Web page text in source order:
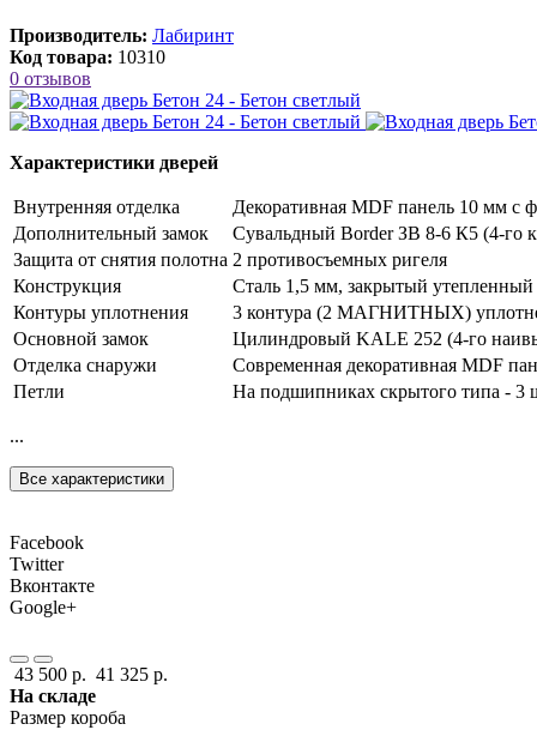
Производитель: Лабиринт
Код товара: 10310
0 отзывов
Характеристики дверей
Внутренняя отделка
Декоративная MDF панель 10 мм с
Дополнительный замок
Сувальдный Border ЗВ 8-6 К5 (4-го
Защита от снятия полотна 2 противосъемных ригеля
Конструкция
Сталь 1,5 мм, закрытый
Контуры уплотнения
3 контура (2 МАГНИТНЫХ)
Основной замок
Цилиндровый KALE 252 (4-го
Отделка снаружи
Современная декоративная MDF
Петли
На подшипниках скрытого типа - 3
...
Все характеристики
Facebook
Twitter
Вконтакте
Google+
43 500 р. 41 325 р.
На складе
Размер короба